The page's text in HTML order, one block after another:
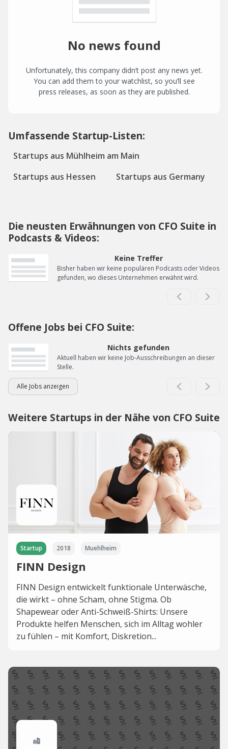
No news found
Unfortunately, this company didn’t post any news yet.
You can add them to your watchlist, so you’ll see
press releases, as soon as they are published.
Umfassende Startup-Listen:
Startups aus Mühlheim am Main
Startups aus Hessen
Startups aus Germany
Die neusten Erwähnungen von CFO Suite in
Podcasts & Videos:
Keine Treffer
Bisher haben wir keine populären Podcasts oder Videos
gefunden, wo dieses Unternehmen erwähnt wird.
Offene Jobs bei CFO Suite:
Nichts gefunden
Aktuell haben wir keine Job-Ausschreibungen an dieser
Stelle.
Alle Jobs anzeigen
Weitere Startups in der Nähe von CFO Suite
Startup 2018 Muehlheim
FINN Design
FINN Design entwickelt funktionale Unterwäsche,
die wirkt – ohne Scham, ohne Stigma. Ob
Shapewear oder Anti-Schweiß-Shirts: Unsere
Produkte helfen Menschen, sich im Alltag wohler
zu fühlen – mit Komfort, Diskretion...